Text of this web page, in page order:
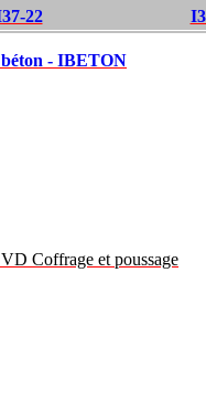
22
- IBETON
Coffrage et poussage